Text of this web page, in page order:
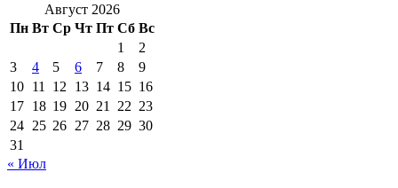
Август 2026
Пн Вт Ср Чт Пт Сб Вс
1
2
3
4 5 6 7 8
9
10 11 12 13 14 15 16
17 18 19 20 21 22 23
24 25 26 27 28 29 30
31
« Июл